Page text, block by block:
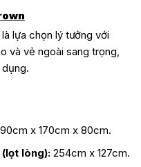
lựa chọn lý tưởng với
và vẻ ngoài sang trọng,
x 170cm x 80cm.
lòng): 254cm x 127cm.